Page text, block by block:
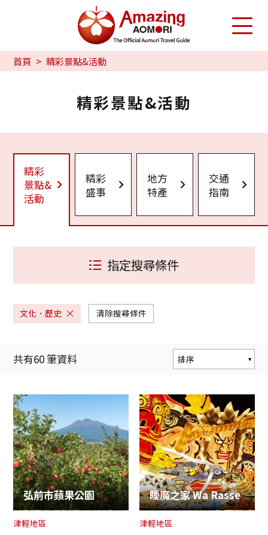
首頁 精彩景點&活動
精彩景點&活動
精彩
景點&
活動
精彩
盛事
地方
特產
交通
指南
指定搜尋條件
文化．歷史 清除搜尋條件
共有60筆資料
排序
更新時間
最近地點
弘前市蘋果公園
津輕地區
睡魔之家 Wa Rasse
津輕地區